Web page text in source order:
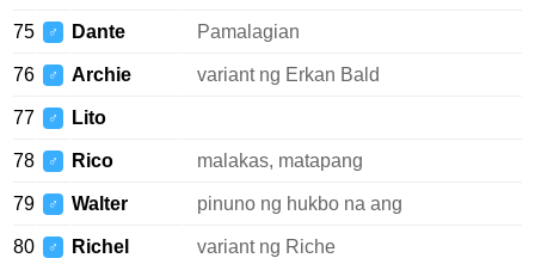
75 ♂ Dante Pamalagian
76 ♂ Archie variant ng Erkan Bald
77 ♂ Lito
78 ♂ Rico malakas, matapang
79 ♂ Walter pinuno ng hukbo na ang
80 ♂ Richel variant ng Riche